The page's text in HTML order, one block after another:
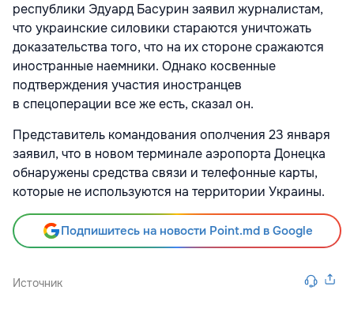
республики Эдуард Басурин заявил журналистам,
что украинские силовики стараются уничтожать
доказательства того, что на их стороне сражаются
иностранные наемники. Однако косвенные
подтверждения участия иностранцев
в спецоперации все же есть, сказал он.
Представитель командования ополчения 23 января
заявил, что в новом терминале аэропорта Донецка
обнаружены средства связи и телефонные карты,
которые не используются на территории Украины.
Подпишитесь на новости Point.md в Google
Источник